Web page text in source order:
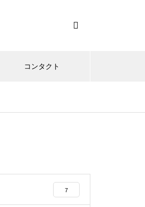
コンタクト
7